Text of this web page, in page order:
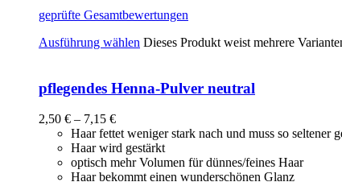
geprüfte Gesamtbewertungen
Ausführung wählen Dieses Produkt weist mehrere
pflegendes Henna-Pulver neutral
2,50 € – 7,15 €
Haar fettet weniger stark nach und muss so seltener
Haar wird gestärkt
optisch mehr Volumen für dünnes/feines Haar
Haar bekommt einen wunderschönen Glanz